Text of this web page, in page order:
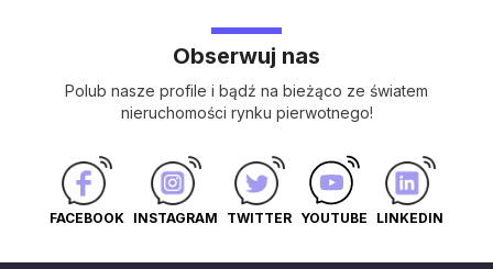
Obserwuj nas
Polub nasze profile i bądź na bieżąco ze światem
nieruchomości rynku pierwotnego!
FACEBOOK INSTAGRAM TWITTER YOUTUBE LINKEDIN